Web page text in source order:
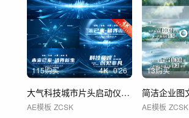
115购买 4K 0'26
大气科技城市片头启动仪式片头片尾
AE模板 ZCSK
13购买
AE模板 ZCSK